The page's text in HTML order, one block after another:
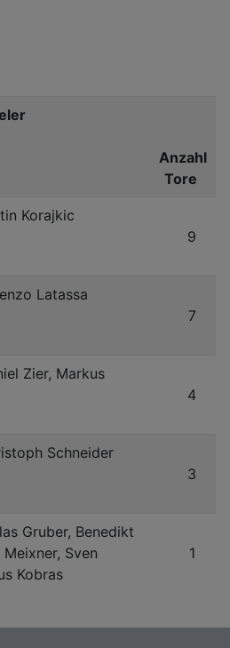
Anzahl
Tore
9
Latassa
7
Markus
4
Schneider
3
Benedikt
Sven
Kobras
1